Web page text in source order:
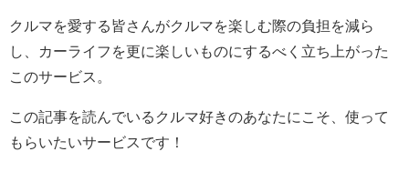
クルマを愛する皆さんがクルマを楽しむ際の負担を減ら
し、カーライフを更に楽しいものにするべく立ち上がった
このサービス。
この記事を読んでいるクルマ好きのあなたにこそ、使って
もらいたいサービスです！